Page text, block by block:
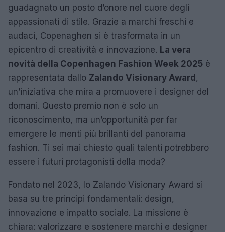
guadagnato un posto d’onore nel cuore degli
appassionati di stile. Grazie a marchi freschi e
audaci, Copenaghen si è trasformata in un
epicentro di creatività e innovazione. La vera
novità della Copenhagen Fashion Week 2025 è
rappresentata dallo Zalando Visionary Award,
un’iniziativa che mira a promuovere i designer del
domani. Questo premio non è solo un
riconoscimento, ma un’opportunità per far
emergere le menti più brillanti del panorama
fashion. Ti sei mai chiesto quali talenti potrebbero
essere i futuri protagonisti della moda?
Fondato nel 2023, lo Zalando Visionary Award si
basa su tre principi fondamentali: design,
innovazione e impatto sociale. La missione è
chiara: valorizzare e sostenere marchi e designer